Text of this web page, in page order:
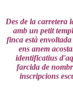
Des de la carretera
amb un petit
finca està
ens anem
identificatius
farcida de
inscripcions